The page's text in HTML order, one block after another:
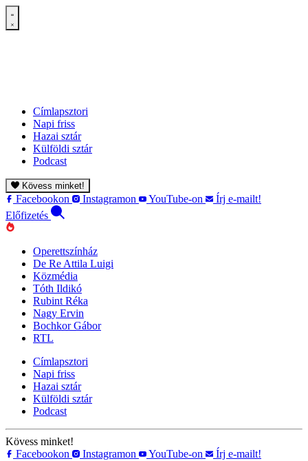
Címlapsztori
Napi friss
Hazai sztár
Külföldi sztár
Podcast
Kövess minket!
Facebookon Instagramon YouTube-on
Írj e-mailt!
Előfizetés
Operettszínház
De Re Attila Luigi
Közmédia
Tóth Ildikó
Rubint Réka
Nagy Ervin
Bochkor Gábor
RTL
Címlapsztori
Napi friss
Hazai sztár
Külföldi sztár
Podcast
Kövess minket!
Facebookon
Instagramon YouTube-on Írj e-mailt!